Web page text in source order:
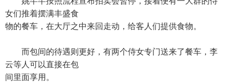
女们推着摆满丰盛食
物的餐车，在大厅之中来回走动，给客人们提供食物。
而包间的待遇则更好，有两个侍女专门送来了餐车，李
云等人可以直接在包
间里面享用。